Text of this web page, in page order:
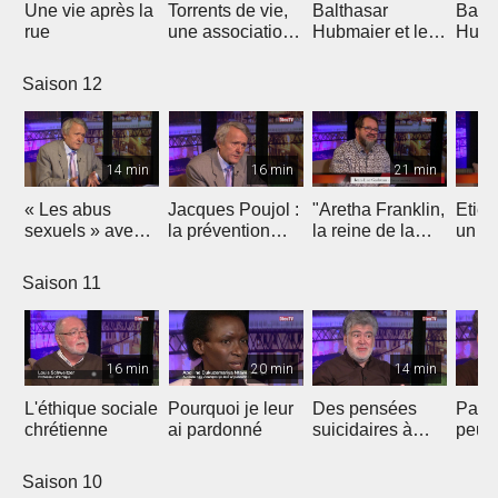
Une vie après la
rue
Torrents de vie,
une association
Balthasar
Hubmaier et les
Saison 12
14 min
« Les abus
sexuels » avec
16 min
Jacques Poujol :
la prévention
21 min
"Aretha Franklin,
la reine de la
un
Saison 11
16 min
L'éthique sociale
chrétienne
20 min
Pourquoi je leur
ai pardonné
14 min
Des pensées
suicidaires à
peut
Saison 10